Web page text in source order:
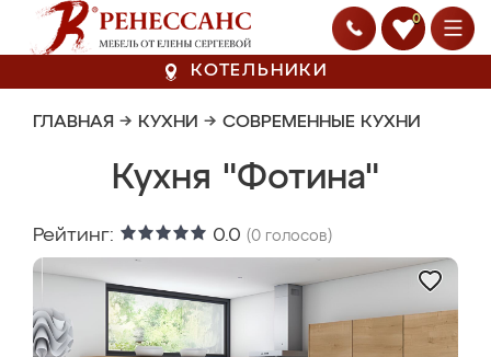
0
КОТЕЛЬНИКИ
ГЛАВНАЯ → КУХНИ → СОВРЕМЕННЫЕ КУХНИ
Кухня "Фотина"
Рейтинг: 0.0 (0 голосов)